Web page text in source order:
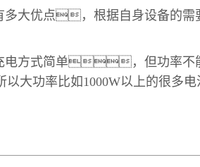
优点，根据自身设备的需
方式简单，但功率不
功率比如1000W以上的很多